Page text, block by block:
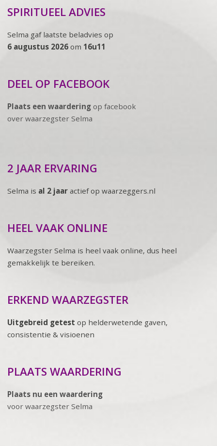
SPIRITUEEL ADVIES
Selma gaf laatste beladvies op
6 augustus 2026 om 16u11
DEEL OP FACEBOOK
Plaats een waardering op facebook
over waarzegster Selma
2 JAAR ERVARING
Selma is al 2 jaar actief op waarzeggers.nl
HEEL VAAK ONLINE
Waarzegster Selma is heel vaak online, dus heel
gemakkelijk te bereiken.
ERKEND WAARZEGSTER
Uitgebreid getest op helderwetende gaven,
consistentie & visioenen
PLAATS WAARDERING
Plaats nu een waardering
voor waarzegster Selma